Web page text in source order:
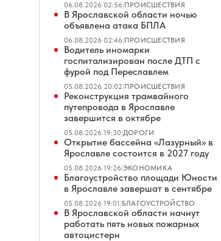
06.08.2026 02:56|ПРОИСШЕСТВИЯ
В Ярославской области ночью
объявлена атака БПЛА
06.08.2026 02:46|ПРОИСШЕСТВИЯ
Водитель иномарки
госпитализирован после ДТП с
фурой под Переславлем
05.08.2026 20:02|ПРОИСШЕСТВИЯ
Реконструкция трамвайного
путепровода в Ярославле
завершится в октябре
05.08.2026 19:30|ДОРОГИ
Открытие бассейна «Лазурный» в
Ярославле состоится в 2027 году
05.08.2026 19:26|ЭКОНОМИКА
Благоустройство площади Юности
в Ярославле завершат в сентябре
05.08.2026 19:01|БЛАГОУСТРОЙСТВО
В Ярославской области начнут
работать пять новых пожарных
автоцистерн